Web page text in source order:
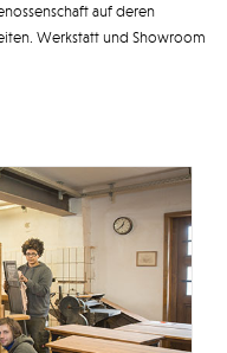
auf deren
Werkstatt und Showroom